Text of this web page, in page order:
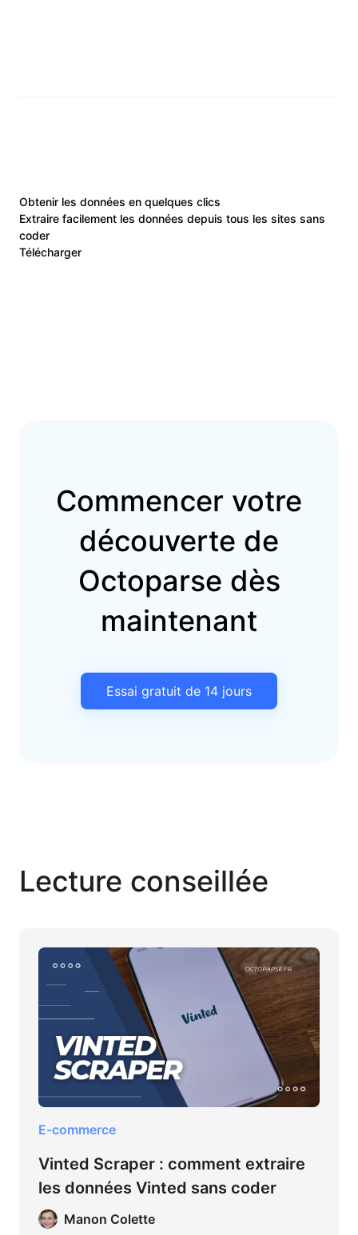
Obtenir les données en quelques clics
Extraire facilement les données depuis tous les sites sans
coder
Télécharger
Commencer votre
découverte de
Octoparse dès
maintenant
Essai gratuit de 14 jours
Lecture conseillée
E-commerce
Vinted Scraper : comment extraire
les données Vinted sans coder
Manon Colette